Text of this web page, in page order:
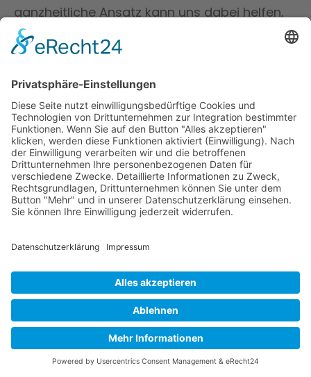
ganzheitliche Ansatz kann uns dabei helfen,
nicht nur die Symptome zu behandeln,
sondern auch die tieferen Ursachen unseres
Unwohlseins anzugehen.
Eingerissene Mundwinkel sind mehr als nur
ein physisches Problem; sie sind ein Fenster in
unsere Seele und ein Aufruf, tiefer in unsere
eigene Heilung einzutauchen. Indem wir die
Botschaften unseres Körpers ernst nehmen
und uns um eine ganzheitliche Heilung
finden – ein Leben, in dem Harmonie und
Wohlbefinden in jedem Atemzug spürbar
sind.